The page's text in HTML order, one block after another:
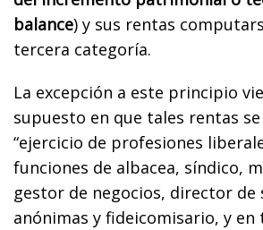
balance) y sus rentas
tercera categoría.
La excepción a este principio
supuesto en que tales rentas
“ejercicio de profesiones
funciones de albacea, síndico,
gestor de negocios, director de
anónimas y fideicomisario, y en